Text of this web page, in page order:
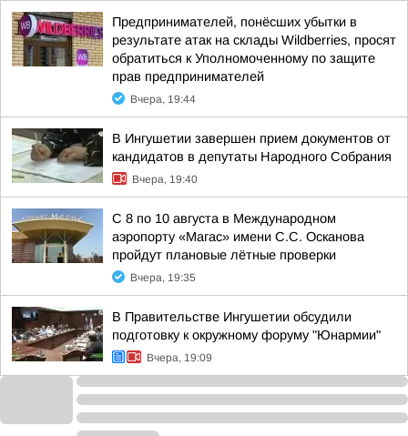
Предпринимателей, понёсших убытки в
результате атак на склады Wildberries, просят
обратиться к Уполномоченному по защите
прав предпринимателей
Вчера, 19:44
В Ингушетии завершен прием документов от
кандидатов в депутаты Народного Собрания
Вчера, 19:40
С 8 по 10 августа в Международном
аэропорту «Магас» имени С.С. Осканова
пройдут плановые лётные проверки
Вчера, 19:35
В Правительстве Ингушетии обсудили
подготовку к окружному форуму "Юнармии"
Вчера, 19:09